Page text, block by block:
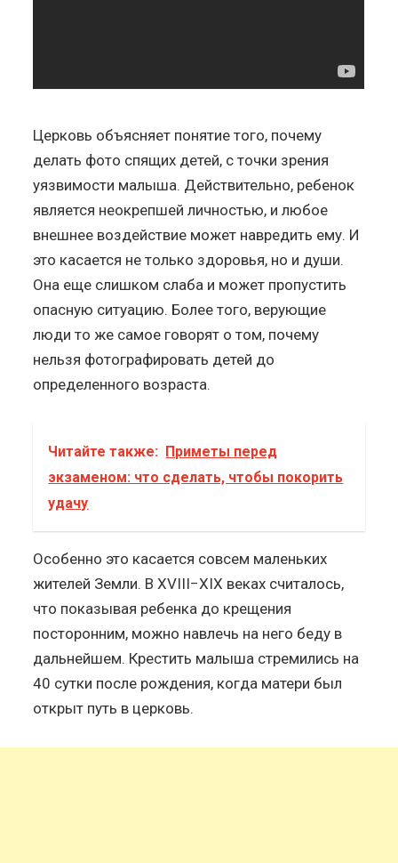
Церковь объясняет понятие того, почему
делать фото спящих детей, с точки зрения
уязвимости малыша. Действительно, ребенок
является неокрепшей личностью, и любое
внешнее воздействие может навредить ему. И
это касается не только здоровья, но и души.
Она еще слишком слаба и может пропустить
опасную ситуацию. Более того, верующие
люди то же самое говорят о том, почему
нельзя фотографировать детей до
определенного возраста.
Читайте также: Приметы перед
экзаменом: что сделать, чтобы покорить
удачу
Особенно это касается совсем маленьких
жителей Земли. В XVIII−XIX веках считалось,
что показывая ребенка до крещения
посторонним, можно навлечь на него беду в
дальнейшем. Крестить малыша стремились на
40 сутки после рождения, когда матери был
открыт путь в церковь.